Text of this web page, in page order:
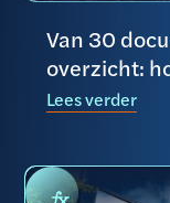
Van 30
overzicht:
Lees verder